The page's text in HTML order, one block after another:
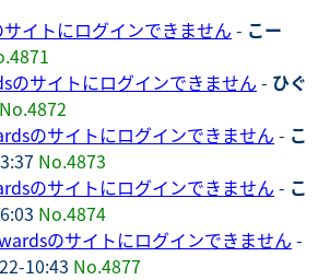
イトにログインできません - こー
のサイトにログインできません - ひぐ
No.4872
のサイトにログインできません - こ
No.4873
のサイトにログインできません - こ
No.4874
のサイトにログインできません -
10:43 No.4877